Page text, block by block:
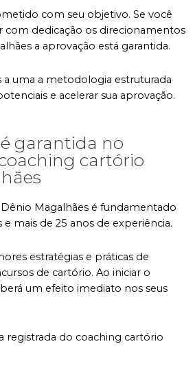
com seu objetivo. Se você
com dedicação os direcionamentos
a aprovação está garantida.
a uma a metodologia estruturada
e acelerar sua aprovação.
garantida no
cartório
Magalhães é fundamentado
mais de 25 anos de experiência.
estratégias e práticas de
de cartório. Ao iniciar o
um efeito imediato nos seus
registrada do coaching cartório